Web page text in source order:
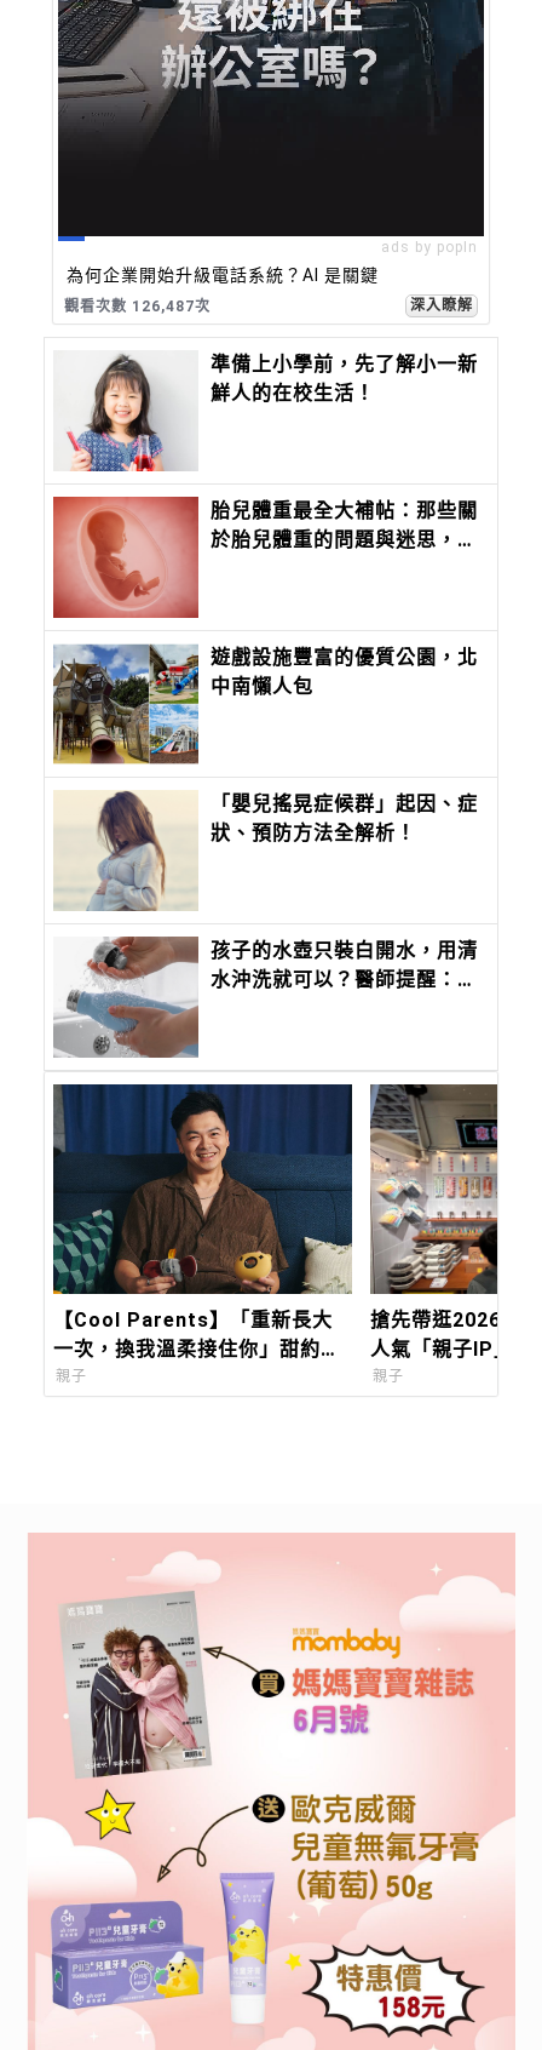
ads by popIn
為何企業開始升級電話系統？AI 是關鍵
觀看次數 126,487次 深入瞭解
準備上小學前，先了解小一新
鮮人的在校生活！
胎兒體重最全大補帖：那些關
於胎兒體重的問題與迷思，全
遊戲設施豐富的優質公園，北
中南懶人包
「嬰兒搖晃症候群」起因、症
狀、預防方法全解析！
孩子的水壺只裝白開水，用清
水沖洗就可以？醫師提醒：清
【Cool Parents】「重新長大
一次，換我溫柔接住你」甜約翰
Sweet john主唱浚瑋：Pixsee
親子
搶先帶逛2026台
人氣「親子IP」與
創」，會讓孩子快
親子